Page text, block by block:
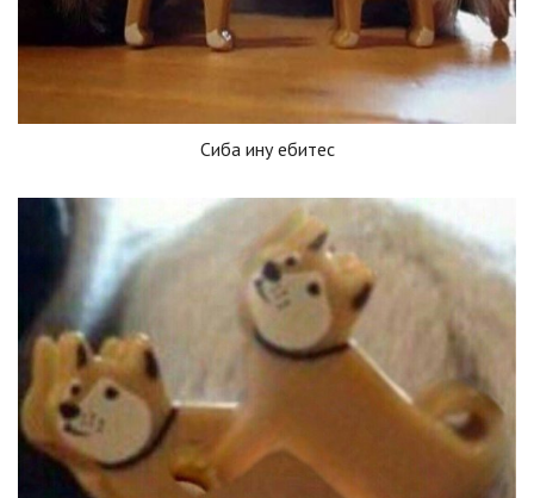
Сиба ину ебитес